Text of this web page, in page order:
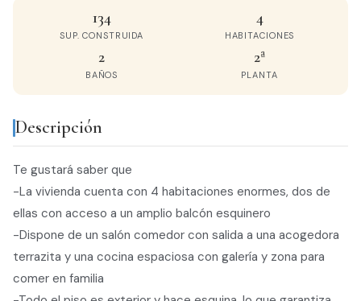
134
SUP. CONSTRUIDA
4
HABITACIONES
2
BAÑOS
2ª
PLANTA
Descripción
Te gustará saber que
-La vivienda cuenta con 4 habitaciones enormes, dos de
ellas con acceso a un amplio balcón esquinero
-Dispone de un salón comedor con salida a una acogedora
terrazita y una cocina espaciosa con galería y zona para
comer en familia